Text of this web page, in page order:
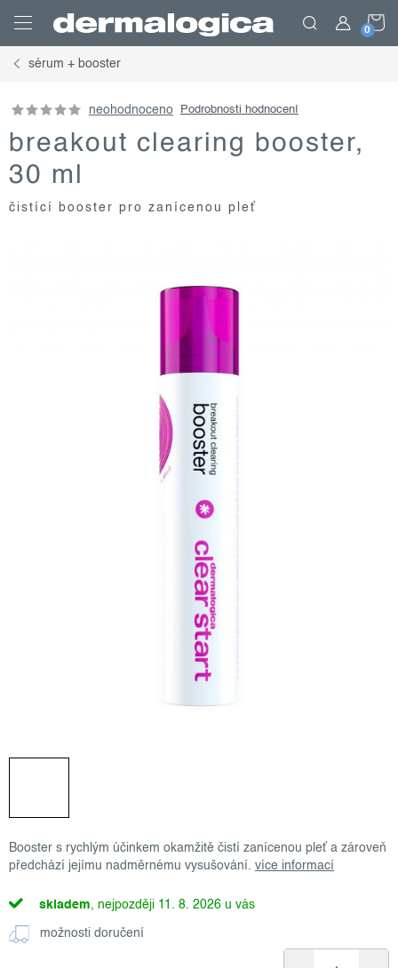
obsah
sérum + booster
neohodnoceno Podrobnosti hodnocení
breakout clearing booster,
30 ml
čistící booster pro zanícenou pleť
Booster s rychlým účinkem okamžitě čistí zanícenou pleť a zároveň
předchází jejímu nadměrnému vysušování.
více informací
skladem 11. 8. 2026
možnosti doručení